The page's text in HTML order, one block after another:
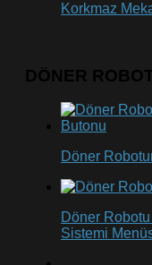
Korkmaz
DÖNER
Döner
Döner Robotu
Sistemi